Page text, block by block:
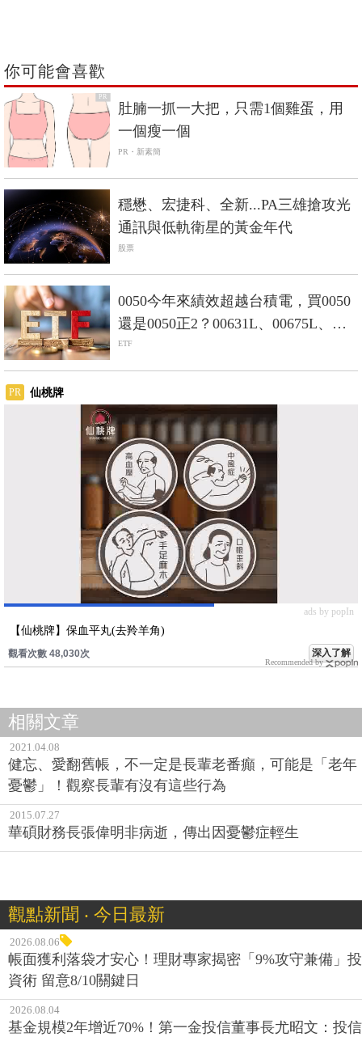
你可能會喜歡
PR
肚腩一抓一大把，只需1個雞蛋，用
一個瘦一個
PR・新素簡
穩懋、宏捷科、全新...PA三雄搶攻光
通訊與低軌衛星的黃金年代
股票
0050今年來績效超越台積電，買0050
還是0050正2？00631L、00675L、
00685L差在哪？
ETF
PR 仙桃牌
ads by popIn
【仙桃牌】保血平丸(去羚羊角)
觀看次數 48,030次 深入了解
Recommended by
相關文章
2021.04.08
健忘、愛翻舊帳，不一定是長輩老番癲，可能是「老年
憂鬱」！觀察長輩有沒有這些行為
2015.07.27
華碩財務長張偉明非病逝，傳出因憂鬱症輕生
觀點新聞 ‧ 今日最新
2026.08.06
帳面獲利落袋才安心！理財專家揭密「9%攻守兼備」投
資術 留意8/10關鍵日
2026.08.04
基金規模2年增近70%！第一金投信董事長尤昭文：投信